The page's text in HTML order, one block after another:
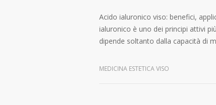
Acido ialuronico viso: benefici,
ialuronico è uno dei principi attivi
dipende soltanto dalla capacità di
MEDICINA ESTETICA VISO